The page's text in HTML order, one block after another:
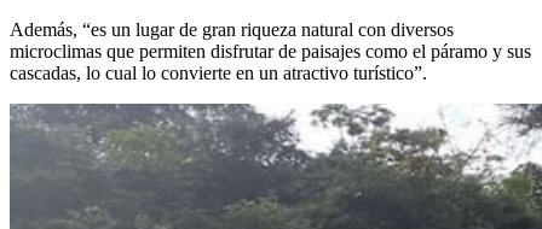
Además, “es un lugar de gran riqueza natural con diversos
microclimas que permiten disfrutar de paisajes como el páramo y sus
cascadas, lo cual lo convierte en un atractivo turístico”.